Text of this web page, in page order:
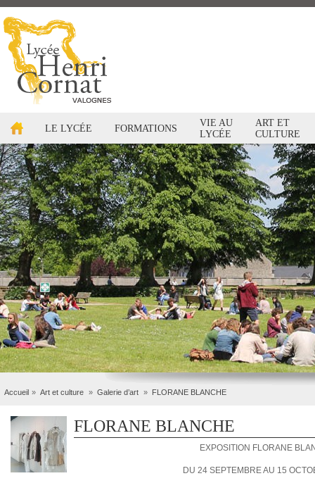
LE LYCÉE FORMATIONS
VIE AU
LYCÉE
ART ET
CULTURE
Accueil Art et culture Galerie d’art FLORANE BLANCHE
FLORANE BLANCHE
EXPOSITION FLORANE
DU 24 SEPTEMBRE AU 15